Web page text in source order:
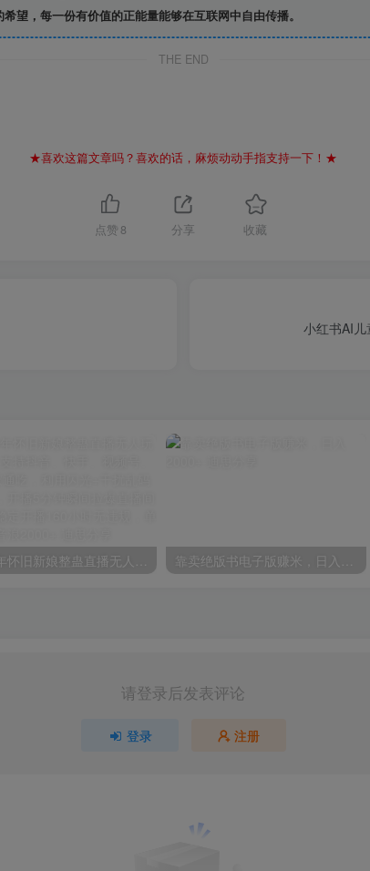
望，每一份有价值的正能量能够在互联网中自由传播。
THE END
★喜欢这篇文章吗？喜欢的话，麻烦动动手指支持一下！★
点赞 8 分享 收藏
小红书AI
2024年怀旧新娘整蛊直播无人玩法4.0，支持抖音、快手、视频号、B站四家通吃，利用闪光+干扰乱码的手法，开播5分钟瞬间拉爆直播间流量，稳定开播160小时无违规，单场爆撸音浪2000+ 靠卖绝版书电子版赚米，日入2000+
请登录后发表评论
登录 注册